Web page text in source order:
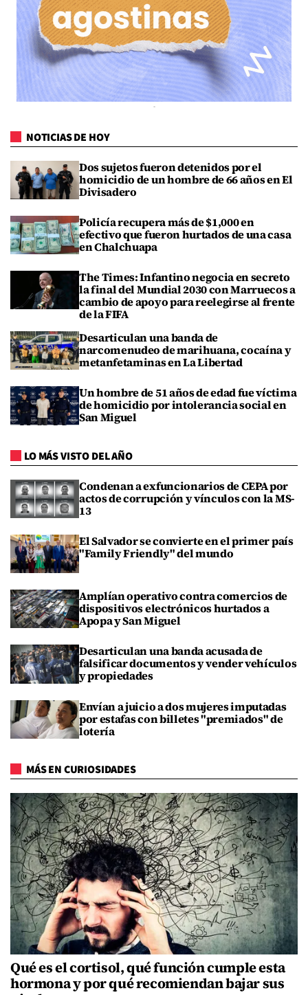
NOTICIAS DE HOY
Dos sujetos fueron detenidos por el
homicidio de un hombre de 66 años en El
Divisadero
Policía recupera más de $1,000 en
efectivo que fueron hurtados de una casa
en Chalchuapa
The Times: Infantino negocia en secreto
la final del Mundial 2030 con Marruecos a
cambio de apoyo para reelegirse al frente
de la FIFA
Desarticulan una banda de
narcomenudeo de marihuana, cocaína y
metanfetaminas en La Libertad
Un hombre de 51 años de edad fue víctima
de homicidio por intolerancia social en
San Miguel
LO MÁS VISTO DEL AÑO
Condenan a exfuncionarios de CEPA por
actos de corrupción y vínculos con la MS-
13
El Salvador se convierte en el primer país
"Family Friendly" del mundo
Amplían operativo contra comercios de
dispositivos electrónicos hurtados a
Apopa y San Miguel
Desarticulan una banda acusada de
falsificar documentos y vender vehículos
y propiedades
Envían a juicio a dos mujeres imputadas
por estafas con billetes "premiados" de
lotería
MÁS EN CURIOSIDADES
Qué es el cortisol, qué función cumple esta
hormona y por qué recomiendan bajar sus